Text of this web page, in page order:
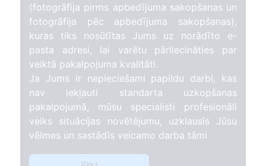
(fotogrāfija pirms apbedījuma sakopšanas un
fotogrāfija pēc apbedījuma sakopšanas),
kuras tiks nosūtītas Jums uz norādīto e-
pasta adresi, lai varētu pārliecināties par
veiktā pakalpojuma kvalitāti.
Ja Jums ir nepieciešami papildu darbi, kas
nav iekļauti standarta uzkopšanas
pakalpojumā, mūsu specialisti profesionāli
veiks situācijas novētējumu, uzklausīs Jūsu
vēlmes un sastādīs veicamo darba tāmi